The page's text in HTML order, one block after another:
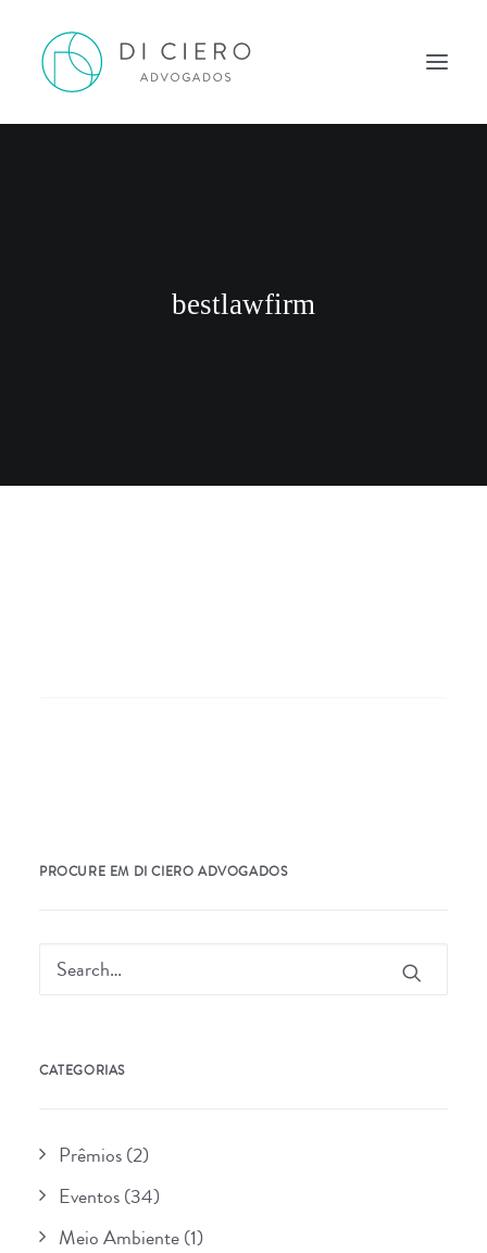
bestlawfirm
PROCURE EM DI CIERO ADVOGADOS
CATEGORIAS
Prêmios(2)
Eventos(34)
Meio Ambiente(1)